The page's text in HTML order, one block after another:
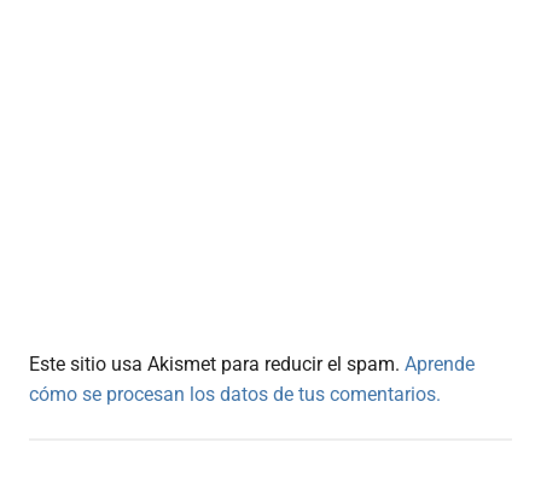
Este sitio usa Akismet para reducir el spam. Aprende
cómo se procesan los datos de tus comentarios.